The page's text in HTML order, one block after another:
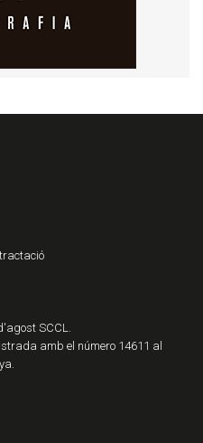
SCCL.
amb el número 14611 al